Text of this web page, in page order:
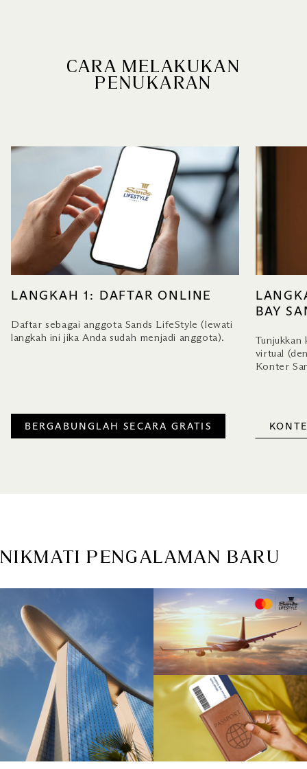
CARA MELAKUKAN
PENUKARAN
LANGKAH 1: DAFTAR ONLINE
Daftar sebagai anggota Sands LifeStyle (lewati
langkah ini jika Anda sudah menjadi anggota).
BERGABUNGLAH SECARA GRATIS
BAY
Tunjukkan
virtual
Konter
NIKMATI PENGALAMAN BARU